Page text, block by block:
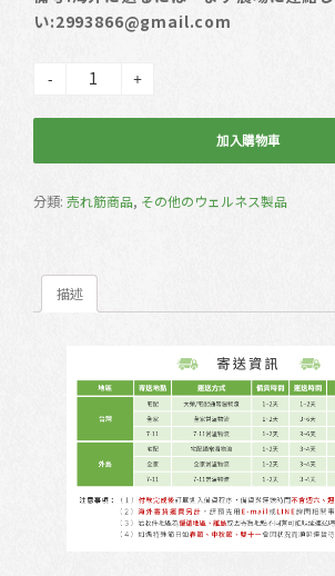
い:2993866@gmail.com
ドクダミ茶 數量
- +
加入購物車
分類: 売れ筋商品, その他のウェルネス製品
描述